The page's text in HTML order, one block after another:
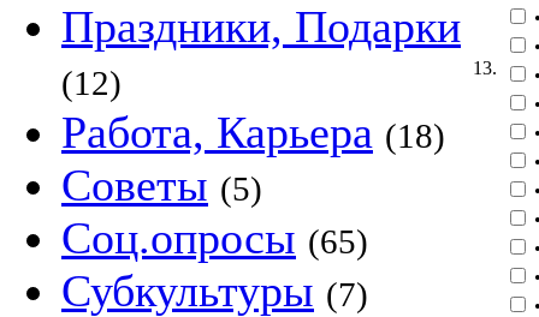
Праздники, Подарки
(12)
Работа, Карьера (18)
Советы (5)
Соц.опросы (65)
Субкультуры (7)
13.